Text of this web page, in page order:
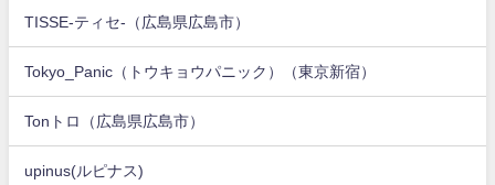
TISSE-ティセ-（広島県広島市）
Tokyo_Panic（トウキョウパニック）（東京新宿）
Tonトロ（広島県広島市）
upinus(ルピナス)